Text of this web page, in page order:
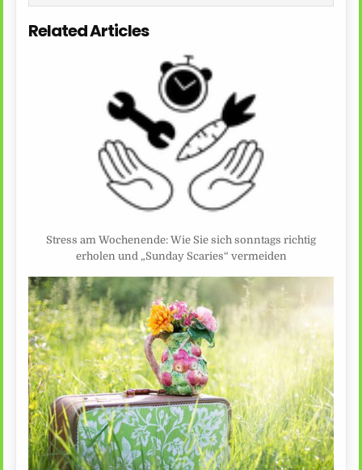
Related Articles
Stress am Wochenende: Wie Sie sich sonntags richtig
erholen und „Sunday Scaries“ vermeiden